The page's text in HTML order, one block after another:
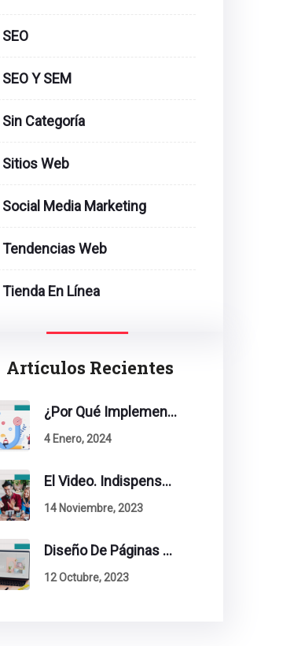
SEO
SEO Y SEM
Sin Categoría
Sitios Web
Social Media Marketing
Tendencias Web
Tienda En Línea
Artículos Recientes
¿Por Qué Implementar La Metodología Inbound Marketing En Tu Empresa?
4 Enero, 2024
El Video. Indispensable En Tu Estrategia De Contenidos.
14 Noviembre, 2023
Diseño De Páginas Web. Esto Debe Tener Un Sitio Exitoso.
12 Octubre, 2023